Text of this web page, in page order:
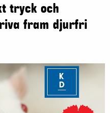
tryck och
fram djurfri